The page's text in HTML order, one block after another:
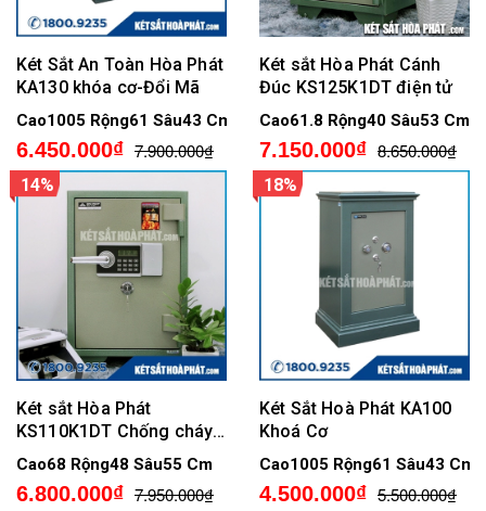
Két Sắt An Toàn Hòa Phát
KA130 khóa cơ-Đổi Mã
Cao1005 Rộng61 Sâu43 Cm
6.450.000₫ 7.900.000₫
Két sắt Hòa Phát Cánh
Đúc KS125K1DT điện tử
Cao61.8 Rộng40 Sâu53 Cm
7.150.000₫ 8.650.000₫
14%
Két sắt Hòa Phát
KS110K1DT Chống cháy
Điện Tử
Cao68 Rộng48 Sâu55 Cm
6.800.000₫ 7.950.000₫
18%
Két Sắt Hoà Phát KA100
Khoá Cơ
Cao1005 Rộng61 Sâu43 Cm
4.500.000₫ 5.500.000₫